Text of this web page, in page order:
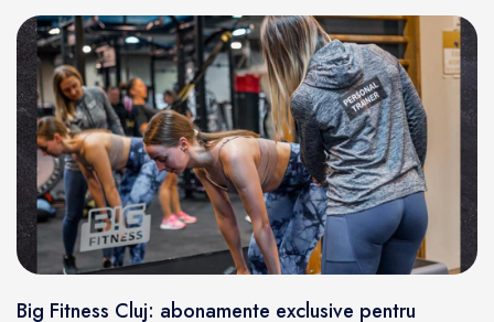
Big Fitness Cluj: abonamente exclusive pentru